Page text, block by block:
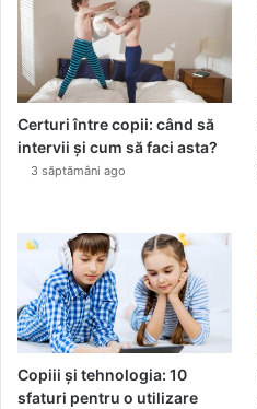
Certuri între copii: când să
intervii și cum să faci asta?
3 săptămâni ago
Copiii și tehnologia: 10
sfaturi pentru o utilizare